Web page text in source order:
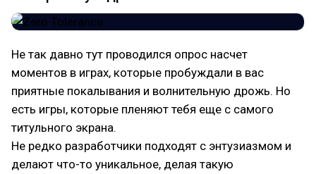
Не так давно тут проводился опрос насчет
моментов в играх, которые пробуждали в вас
приятные покалывания и волнительную дрожь. Но
есть игры, которые пленяют тебя еще с самого
титульного экрана.
Не редко разработчики подходят с энтузиазмом и
делают что-то уникальное, делая такую